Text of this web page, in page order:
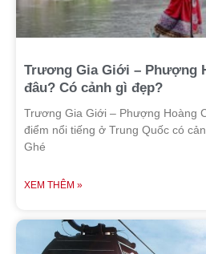
Trương Gia Giới – Phượng
đâu? Có cảnh gì đẹp?
Trương Gia Giới – Phượng Hoàng
điểm nổi tiếng ở Trung Quốc có
Ghé
XEM THÊM »